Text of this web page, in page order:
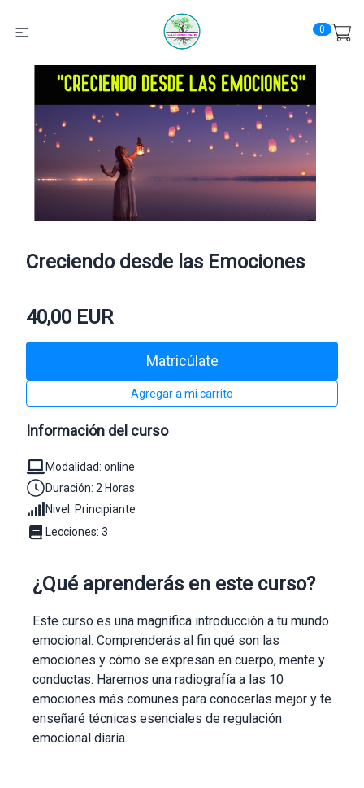
0
Creciendo desde las Emociones
40,00 EUR
Matricúlate
Agregar a mi carrito
Información del curso
Modalidad: online
Duración: 2 Horas
Nivel: Principiante
Lecciones: 3
¿Qué aprenderás en este curso?
Este curso es una magnífica introducción a tu mundo
emocional. Comprenderás al fin qué son las
emociones y cómo se expresan en cuerpo, mente y
conductas. Haremos una radiografía a las 10
emociones más comunes para conocerlas mejor y te
enseñaré técnicas esenciales de regulación
emocional diaria.